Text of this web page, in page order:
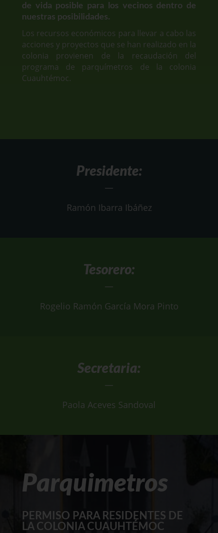
de vida posible para los vecinos dentro de
nuestras posibilidades.
Los recursos económicos para llevar a cabo las
acciones y proyectos que se han realizado en la
colonia provienen de la recaudación del
programa de parquímetros de la colonia
Cuauhtémoc.
Presidente:
—
Ramón Ibarra Ibáñez
Tesorero:
—
Rogelio Ramón García Mora Pinto
Secretaria:
—
Paola Aceves Sandoval
Parquimetros
PERMISO PARA RESIDENTES DE
LA COLONIA CUAUHTÉMOC